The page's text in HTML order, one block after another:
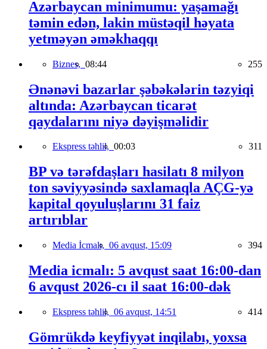
Azərbaycan minimumu: yaşamağı
təmin edən, lakin müstəqil həyata
yetməyən əməkhaqqı
Biznes, 08:44 255
Ənənəvi bazarlar şəbəkələrin təzyiqi
altında: Azərbaycan ticarət
qaydalarını niyə dəyişməlidir
Ekspress təhlil, 00:03 311
BP və tərəfdaşları hasilatı 8 milyon
ton səviyyəsində saxlamaqla AÇG-yə
kapital qoyuluşlarını 31 faiz
artırıblar
Media İcmalı, 06 avqust, 15:09 394
Media icmalı: 5 avqust saat 16:00-dan
6 avqust 2026-cı il saat 16:00-dək
Ekspress təhlil, 06 avqust, 14:51 414
Gömrükdə keyfiyyət inqilabı, yoxsa